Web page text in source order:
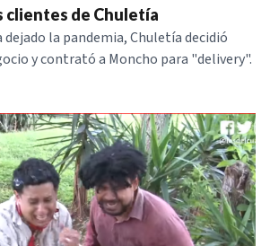
clientes de Chuletía
dejado la pandemia, Chuletía decidió
y contrató a Moncho para "delivery".